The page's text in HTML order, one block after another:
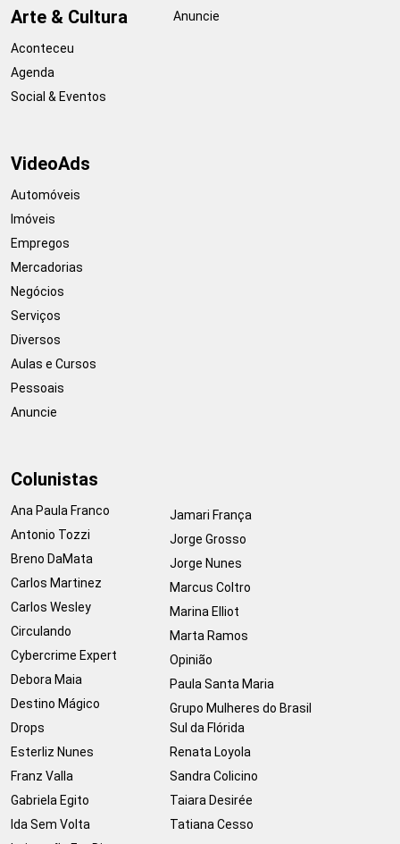
Arte & Cultura
Aconteceu
Agenda
Social & Eventos
Anuncie
VideoAds
Automóveis
Imóveis
Empregos
Mercadorias
Negócios
Serviços
Diversos
Aulas e Cursos
Pessoais
Anuncie
Colunistas
Ana Paula Franco
Antonio Tozzi
Breno DaMata
Carlos Martinez
Carlos Wesley
Circulando
Cybercrime Expert
Debora Maia
Destino Mágico
Drops
Esterliz Nunes
Franz Valla
Gabriela Egito
Ida Sem Volta
Jamari França
Jorge Grosso
Jorge Nunes
Marcus Coltro
Marina Elliot
Marta Ramos
Opinião
Paula Santa Maria
Grupo Mulheres do Brasil
Sul da Flórida
Renata Loyola
Sandra Colicino
Taiara Desirée
Tatiana Cesso